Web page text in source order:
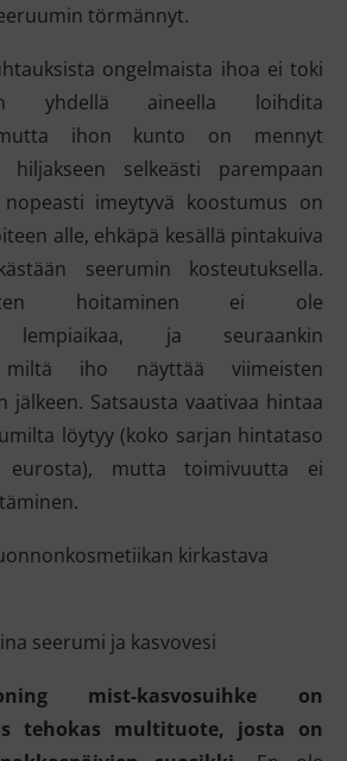
törmännyt.
ongelmaista ihoa ei toki
yhdellä aineella loihdita
ihon kunto on mennyt
selkeästi parempaan
imeytyvä koostumus on
alle, ehkäpä kesällä pintakuiva
seerumin kosteutuksella.
hoitaminen ei ole
lempiaikaa, ja seuraankin
miltä iho näyttää viimeisten
jälkeen. Satsausta vaativaa hintaa
löytyy (koko sarjan hintataso
mutta toimivuutta ei
kirkastava
mist-kasvosuihke on
tehokas multituote, josta on